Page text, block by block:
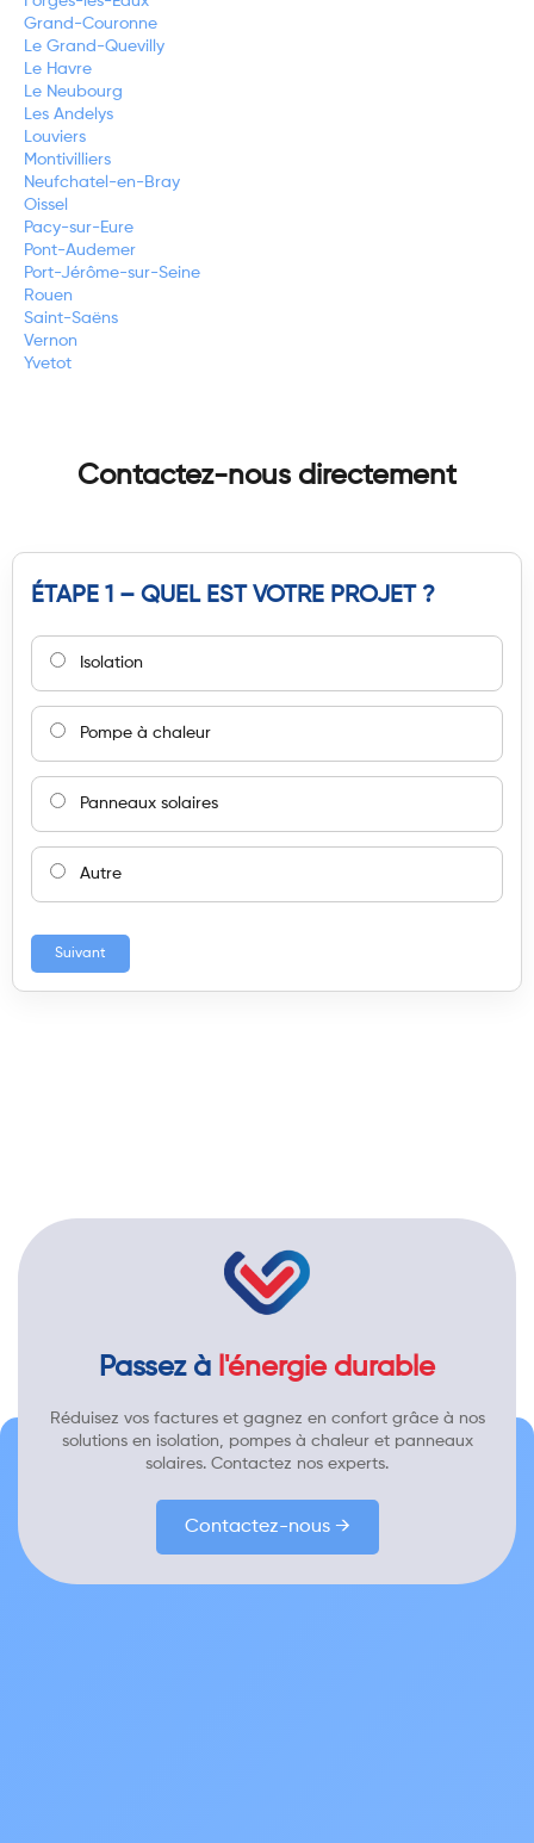
Grand-Couronne
Le Grand-Quevilly
Le Havre
Le Neubourg
Les Andelys
Louviers
Montivilliers
Neufchatel-en-Bray
Oissel
Pacy-sur-Eure
Pont-Audemer
Port-Jérôme-sur-Seine
Rouen
Saint-Saëns
Vernon
Yvetot
Contactez-nous directement
ÉTAPE 1 – QUEL EST VOTRE PROJET ?
Isolation
Pompe à chaleur
Panneaux solaires
Autre
Suivant
Passez à l'énergie durable
Réduisez vos factures et gagnez en confort grâce à nos
solutions en isolation, pompes à chaleur et panneaux
solaires. Contactez nos experts.
Contactez-nous →